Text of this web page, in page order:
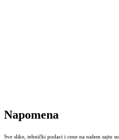
Napomena
Sve slike, tehnički podaci i cene na našem sajtu